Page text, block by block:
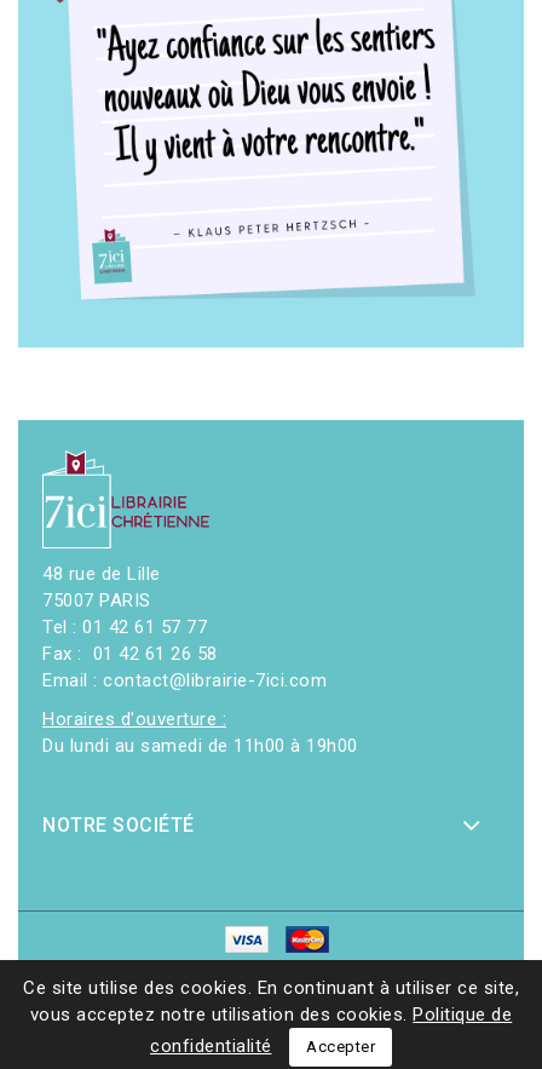
48 rue de Lille
75007 PARIS
Tel : 01 42 61 57 77
Fax : 01 42 61 26 58
Email : contact@librairie-7ici.com
Horaires d'ouverture :
Du lundi au samedi de 11h00 à 19h00
NOTRE SOCIÉTÉ
Ce site utilise des cookies. En continuant à utiliser ce site,
vous acceptez notre utilisation des cookies. Politique de
confidentialité
Accepter
© 2026 - Librairie 7ici| Site web réalisé par Ethicweb